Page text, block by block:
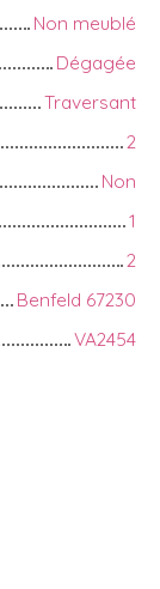
Non meublé
Dégagée
Traversant
2
Non
1
2
Benfeld 67230
VA2454